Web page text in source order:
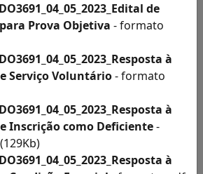
de
Prova Objetiva - formato
à
Serviço Voluntário- formato
à
Inscrição como Deficiente-
à